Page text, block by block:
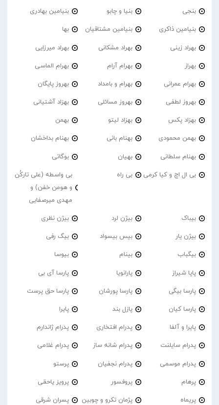
بنجی بنیا و چابو بنیامین بهادری
بنیامین ذاکری بنیامین مشتاقیان بها
بهراد زینی بهراد مشکانی بهراد میرزایی
بهراز بهرام آرام بهرام الماسی
بهرام عمرانی بهرام و بامداد بهروز پایگان
بهروز لطفی بهروز مسائلی بهزاد آشتیانی
بهزاد پکس بهزاد لیتو بهمن
بهمن محمودی بهنام بانی بهنام بداخشان
بهنام سلطانی بهیان بوگاتی
بی ال اچ و کیا کرمی بی راه
بی واسطه (علی تارکُن
و هومن خفن) و
مهدی میرصفایی
بیباک بیژن لرد بیژن نظری
بیژن یار بیس بیسواد بیگ رفی
بیگباب بینام بیوسا
پاپا شیراز پارانویا پارسا آی بی
پارسا بیگی پارسا پورشان پارسا حق پرست
پارسا کیان پازل بند پایرا
پایرا و آلفا پدرام افتخاری پدرام ژاندارم
پدرام‌ سایلنت پدرام شانه ساز پدرام غلامی
پدرام موسمی پدرام نجفیان پرستو
پرهام پروفسور پرویز یاحقی
پریماه پژمان تکرو و چوبین پسران شرقی